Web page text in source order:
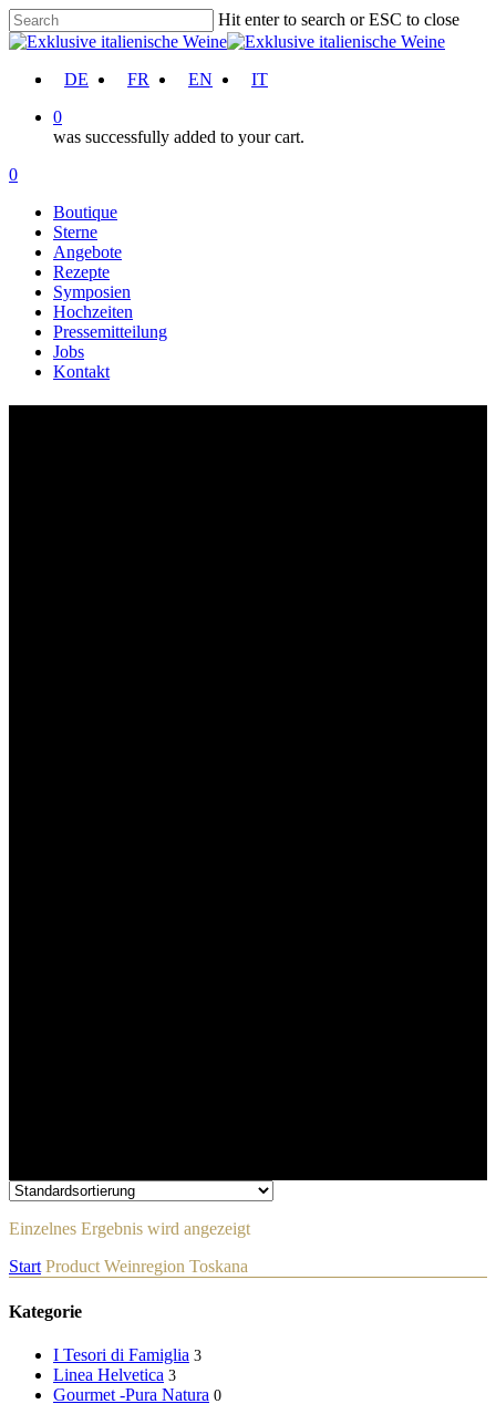
Skip
to
content
Hit enter to search or ESC to close
Close
DE
FR EN IT
0
was successfully added to your cart.
Menu
account
0
Boutique
Sterne
Angebote
Rezepte
Symposien
Hochzeiten
Pressemitteilung
Jobs
Kontakt
Einzelnes Ergebnis wird angezeigt
Start Product Weinregion Toskana
Kategorie
I Tesori di Famiglia 3
Linea Helvetica 3
Gourmet -Pura Natura 0